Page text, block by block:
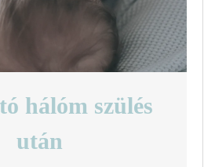
hálóm szülés
után